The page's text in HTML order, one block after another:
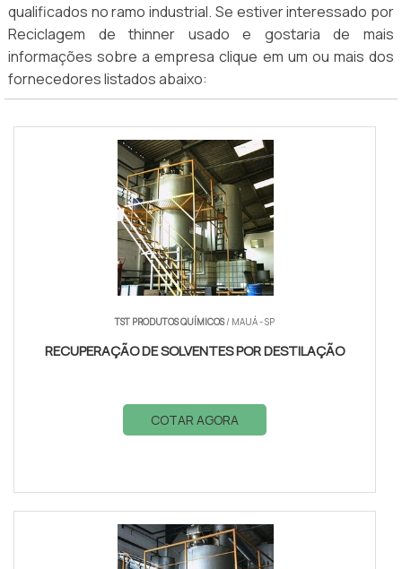
qualificados no ramo industrial. Se estiver interessado por
Reciclagem de thinner usado e gostaria de mais
informações sobre a empresa clique em um ou mais dos
fornecedores listados abaixo:
TST PRODUTOS QUÍMICOS/ MAUÁ - SP
RECUPERAÇÃO DE SOLVENTES POR DESTILAÇÃO
COTAR AGORA